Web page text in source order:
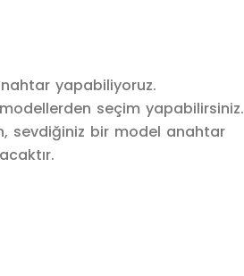
yapabiliyoruz.
seçim yapabilirsiniz.
sevdiğiniz bir model anahtar